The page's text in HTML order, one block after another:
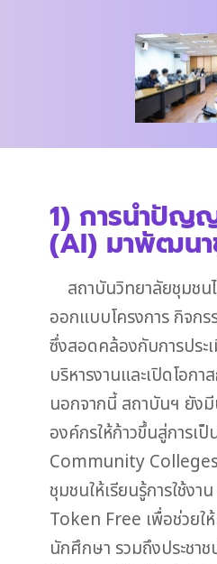
1) การนำปัญ
(AI) มาพัฒน
สถาบันวิทยาลัยชุมชน
ออกแบบโครงการ กิจกร
ซึ่งสอดคล้องกับการประ
บริหารงานและเปิดโอกา
นอกจากนี้ สถาบันฯ ยัง
องค์กรให้ก้าวขึ้นสู่การเ
Community
ชุมชนให้เรียนรู้การใช้งา
Token Free เพื่อช่วยใ
นักศึกษา รวมถึงประชา